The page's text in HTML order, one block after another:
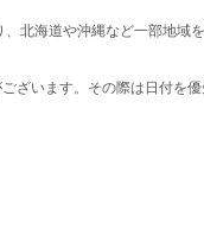
北海道や沖縄など一部地域
ざいます。その際は日付を優